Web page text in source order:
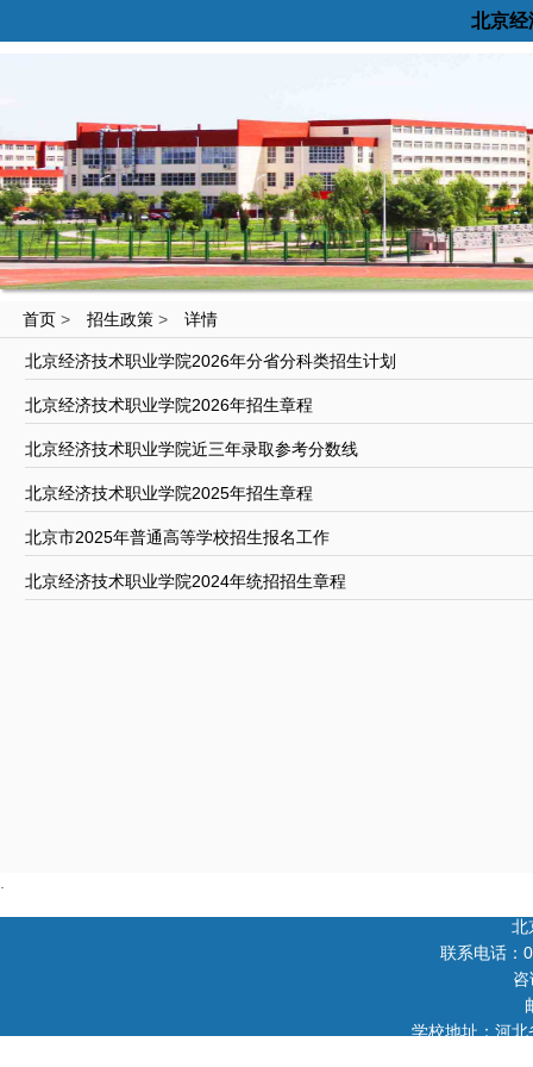
北京经
首页 > 招生政策 > 详情
北京经济技术职业学院2026年分省分科类招生计划
北京经济技术职业学院2026年招生章程
北京经济技术职业学院近三年录取参考分数线
北京经济技术职业学院2025年招生章程
北京市2025年普通高等学校招生报名工作
北京经济技术职业学院2024年统招招生章程
北
联系电话：
学校地址：河